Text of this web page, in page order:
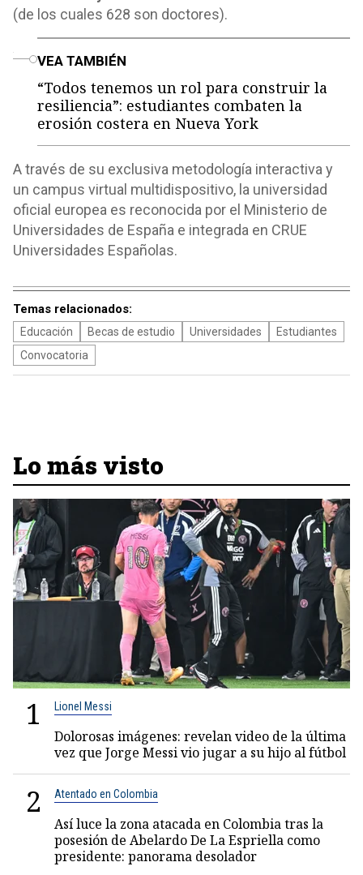
(de los cuales 628 son doctores).
VEA TAMBIÉN
“Todos tenemos un rol para construir la
resiliencia”: estudiantes combaten la
erosión costera en Nueva York
A través de su exclusiva metodología interactiva y
un campus virtual multidispositivo, la universidad
oficial europea es reconocida por el Ministerio de
Universidades de España e integrada en CRUE
Universidades Españolas.
Temas relacionados:
Educación Becas de estudio Universidades
Estudiantes
Convocatoria
Lo más visto
1 Lionel Messi
Dolorosas imágenes: revelan video de la última
vez que Jorge Messi vio jugar a su hijo al fútbol
2 Atentado en Colombia
Así luce la zona atacada en Colombia tras la
posesión de Abelardo De La Espriella como
presidente: panorama desolador